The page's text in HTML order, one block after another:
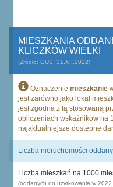
MIESZKANIA
KLICZKÓW WIELKI
(Źródło: GUS, 31.XII.2022)
Oznaczenie mieszkanie
jest zarówno jako lokal
jest zgodna z tą stosowaną
obliczeniach wskaźników na
najaktualniejsze dostępne
Liczba nieruchomości
Liczba mieszkań na 1000
(oddanych do użytkowania w 2022